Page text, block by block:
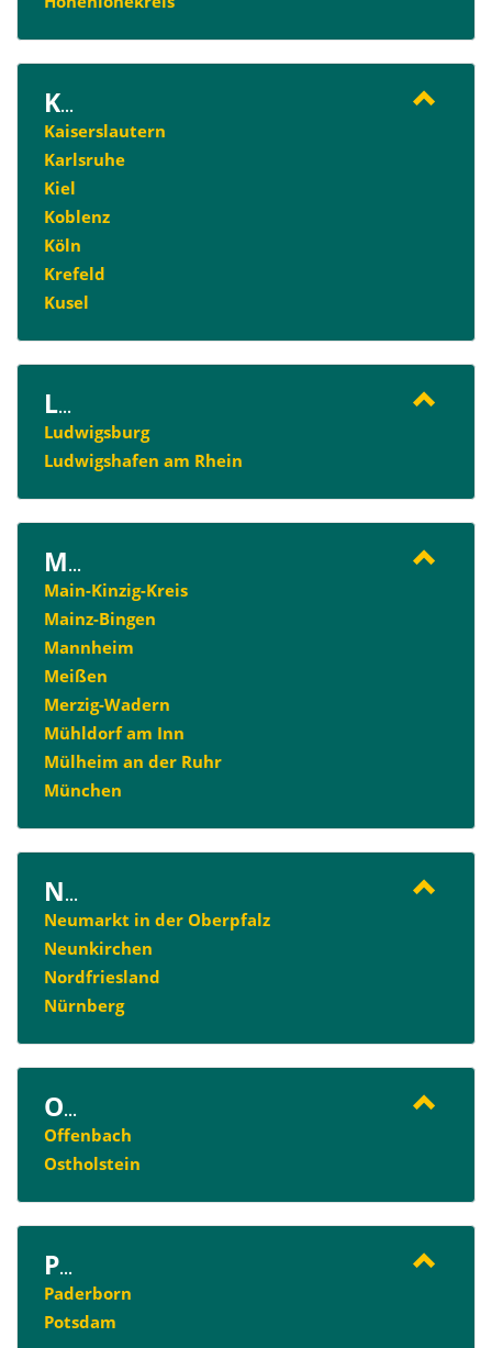
K...
Kaiserslautern
Karlsruhe
Kiel
Koblenz
Köln
Krefeld
Kusel
L...
Ludwigsburg
Ludwigshafen am Rhein
M...
Main-Kinzig-Kreis
Mainz-Bingen
Mannheim
Meißen
Merzig-Wadern
Mühldorf am Inn
Mülheim an der Ruhr
München
N...
Neumarkt in der Oberpfalz
Neunkirchen
Nordfriesland
Nürnberg
O...
Offenbach
Ostholstein
P...
Paderborn
Potsdam